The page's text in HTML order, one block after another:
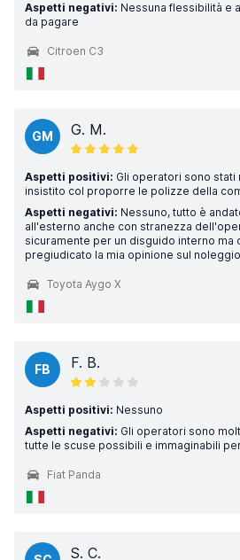
Aspetti negativi: Nessuna flessibilità e
da pagare
Citroen C3
GM G. M.
Aspetti positivi: Gli operatori sono stati
insistito col proporre le polizze della
Aspetti negativi: Nessuno, tutto è
all'esterno anche con stranezza
sicuramente per un disguido interno ma
pregiudicato la mia opinione sul
Toyota Aygo X
FB F. B.
Aspetti positivi: Nessuno
Aspetti negativi: Gli operatori sono
tutte le scuse possibili e immaginabili
Fiat Panda
S. C.